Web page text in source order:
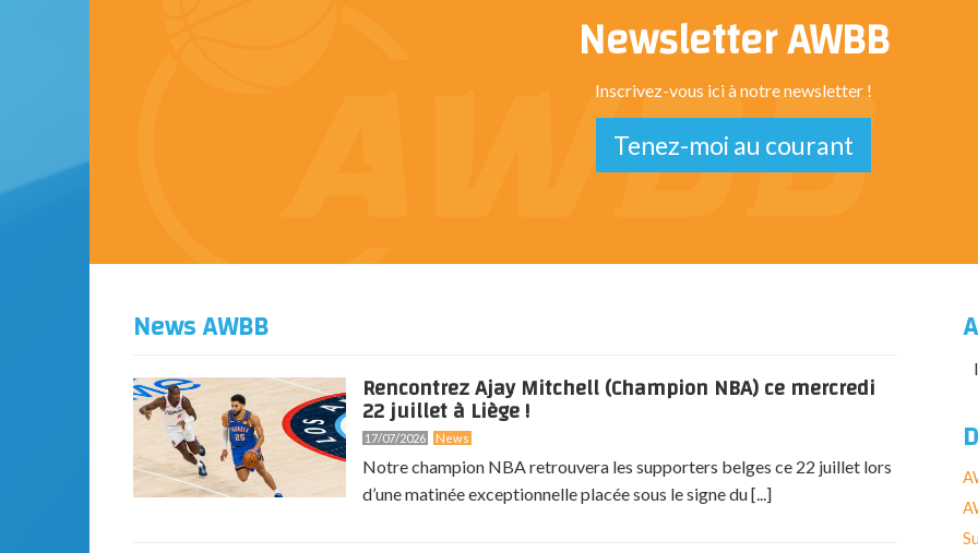
Newsletter AWBB
Inscrivez-vous ici à notre newsletter !
Tenez-moi au courant
News AWBB
Rencontrez Ajay Mitchell (Champion NBA) ce mercredi
22 juillet à Liège !
17/07/2026 News
Notre champion NBA retrouvera les supporters belges ce 22 juillet lors
d’une matinée exceptionnelle placée sous le signe du [...]